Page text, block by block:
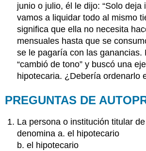
junio o julio, él le dijo: “Solo deja
vamos a liquidar todo al mismo
significa que ella no necesita
mensuales hasta que se
se le pagaría con las ganancias.
“cambió de tono” y buscó una
hipotecaria. ¿Debería ordenarlo
PREGUNTAS DE
La persona o institución titular
denomina a. el hipotecario
b. el hipotecario